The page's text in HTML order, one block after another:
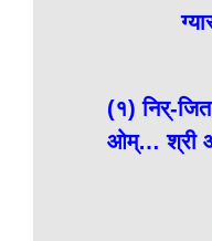
(१) निर्-
ओम्… श्री